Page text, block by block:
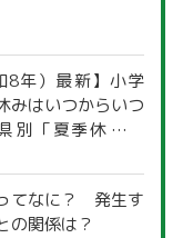
8年）最新】小学
みはいつからいつ
別「夏季休暇一
てなに？ 発生す
の関係は？